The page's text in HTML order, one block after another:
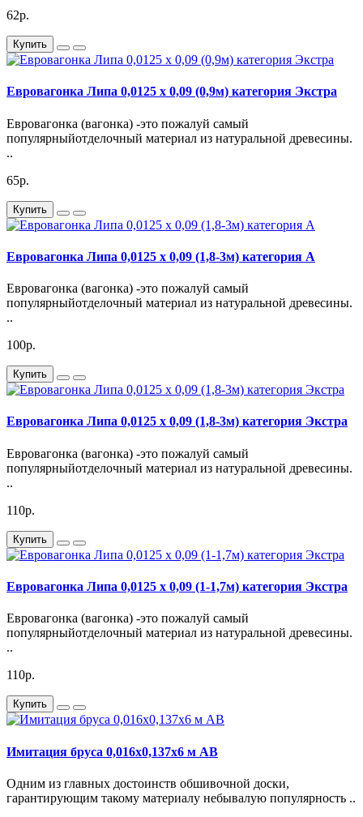
62р.
Купить
Евровагонка Липа 0,0125 х 0,09 (0,9м) категория Экстра
Евровагонка (вагонка) -это пожалуй самый
популярныйотделочный материал из натуральной древесины.
..
65р.
Купить
Евровагонка Липа 0,0125 х 0,09 (1,8-3м) категория А
Евровагонка (вагонка) -это пожалуй самый
популярныйотделочный материал из натуральной древесины.
..
100р.
Купить
Евровагонка Липа 0,0125 х 0,09 (1,8-3м) категория Экстра
Евровагонка (вагонка) -это пожалуй самый
популярныйотделочный материал из натуральной древесины.
..
110р.
Купить
Евровагонка Липа 0,0125 х 0,09 (1-1,7м) категория Экстра
Евровагонка (вагонка) -это пожалуй самый
популярныйотделочный материал из натуральной древесины.
..
110р.
Купить
Имитация бруса 0,016х0,137х6 м АВ
Одним из главных достоинств обшивочной доски,
гарантирующим такому материалу небывалую популярность ..